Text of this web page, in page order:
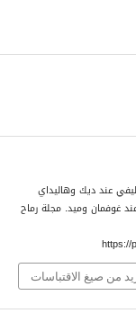
الوظيفي عند ديك وهاليداي
غوفمان وميد. مجلة رماح
https://
من صيغ الاقتباسات